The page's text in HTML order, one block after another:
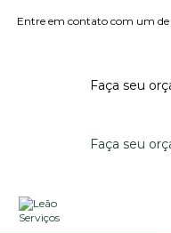
Entre em contato com um de
Faça seu
Faça seu